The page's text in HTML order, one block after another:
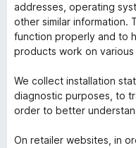
addresses, operating
other similar information.
function properly and to
products work on
We collect installation
diagnostic purposes, to
order to better
On retailer websites, in